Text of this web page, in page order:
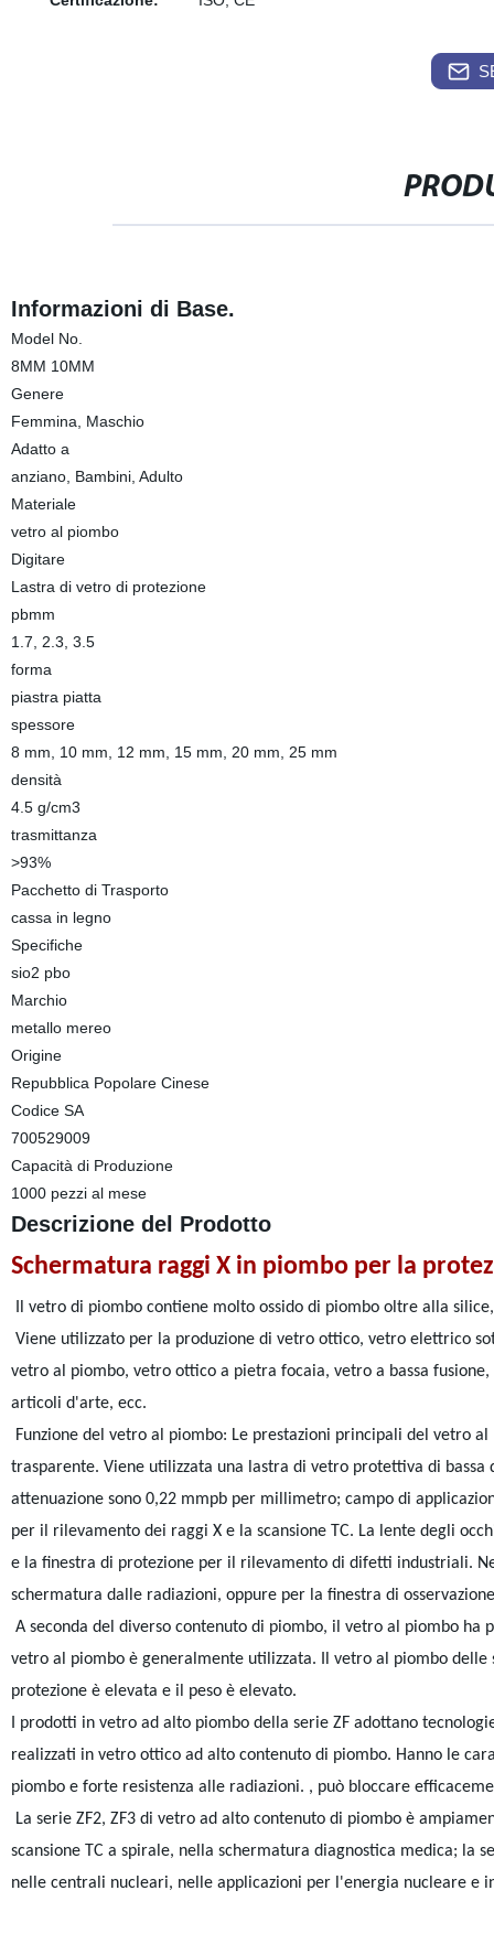
Informazioni di Base.
Model No.
8MM 10MM
Genere
Femmina, Maschio
Adatto a
anziano, Bambini, Adulto
Materiale
vetro al piombo
Digitare
Lastra di vetro di protezione
pbmm
1.7, 2.3, 3.5
forma
piastra piatta
spessore
8 mm, 10 mm, 12 mm, 15 mm, 20 mm, 25 mm
densità
4.5 g/cm3
trasmittanza
>93%
Pacchetto di Trasporto
cassa in legno
Specifiche
sio2 pbo
Marchio
metallo mereo
Origine
Repubblica Popolare Cinese
Codice SA
700529009
Capacità di Produzione
1000 pezzi al mese
Descrizione del Prodotto
Schermatura raggi X in piombo per la
Il vetro di piombo contiene molto ossido di piombo oltre alla
Viene utilizzato per la produzione di vetro ottico, vetro elettrico
vetro al piombo, vetro ottico a pietra focaia, vetro a bassa
articoli d'arte, ecc.
Funzione del vetro al piombo: Le prestazioni principali del vetro
trasparente. Viene utilizzata una lastra di vetro protettiva di
attenuazione sono 0,22 mmpb per millimetro; campo di
per il rilevamento dei raggi X e la scansione TC. La lente degli
e la finestra di protezione per il rilevamento di difetti industriali.
schermatura dalle radiazioni, oppure per la finestra di
A seconda del diverso contenuto di piombo, il vetro al piombo ha
vetro al piombo è generalmente utilizzata. Il vetro al piombo delle
protezione è elevata e il peso è elevato.
I prodotti in vetro ad alto piombo della serie ZF adottano
realizzati in vetro ottico ad alto contenuto di piombo. Hanno le
piombo e forte resistenza alle radiazioni. , può bloccare
La serie ZF2, ZF3 di vetro ad alto contenuto di piombo è
scansione TC a spirale, nella schermatura diagnostica medica; la
nelle centrali nucleari, nelle applicazioni per l'energia nucleare e